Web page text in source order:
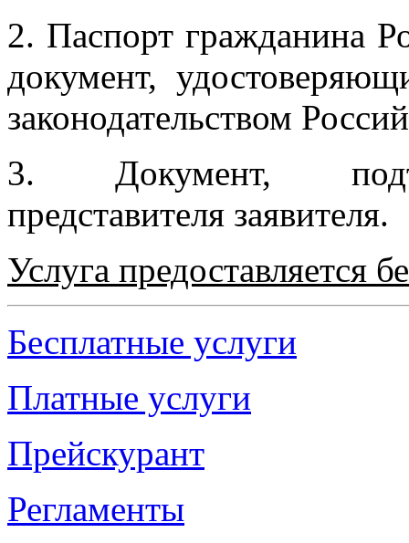
2. Паспорт гражданина
документ,
законодательством
3. Документ,
представителя заявителя.
Услуга предоставляется
Бесплатные услуги
Платные услуги
Прейскурант
Регламенты